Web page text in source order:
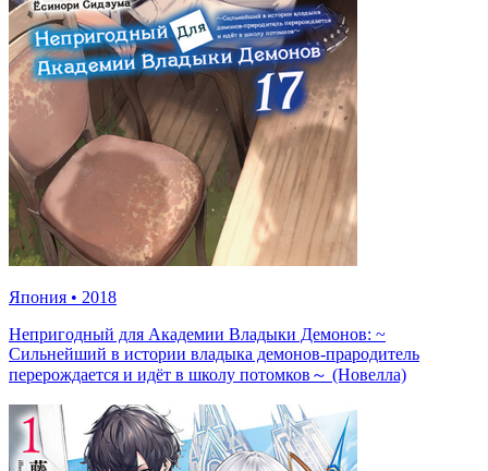
Япония • 2018
Непригодный для Академии Владыки Демонов: ~
Сильнейший в истории владыка демонов-прародитель
перерождается и идёт в школу потомков～ (Новелла)